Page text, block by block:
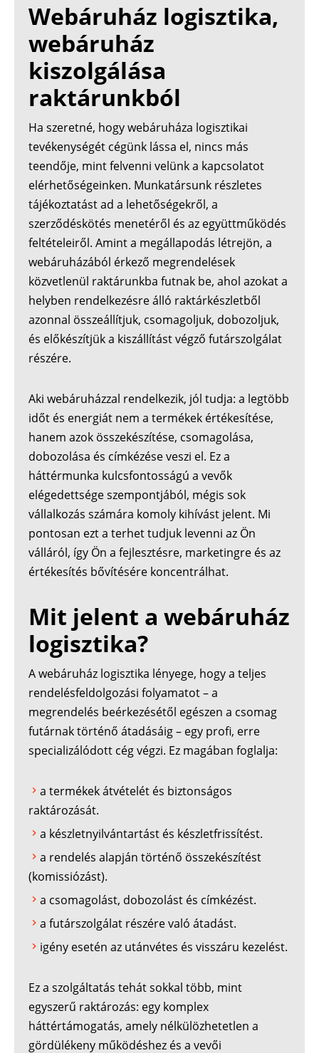
Webáruház logisztika,
webáruház
kiszolgálása
raktárunkból
Ha szeretné, hogy webáruháza logisztikai
tevékenységét cégünk lássa el, nincs más
teendője, mint felvenni velünk a kapcsolatot
elérhetőségeinken. Munkatársunk részletes
tájékoztatást ad a lehetőségekről, a
szerződéskötés menetéről és az együttműködés
feltételeiről. Amint a megállapodás létrejön, a
webáruházából érkező megrendelések
közvetlenül raktárunkba futnak be, ahol azokat a
helyben rendelkezésre álló raktárkészletből
azonnal összeállítjuk, csomagoljuk, dobozoljuk,
és előkészítjük a kiszállítást végző futárszolgálat
részére.
Aki webáruházzal rendelkezik, jól tudja: a legtöbb
időt és energiát nem a termékek értékesítése,
hanem azok összekészítése, csomagolása,
dobozolása és címkézése veszi el. Ez a
háttérmunka kulcsfontosságú a vevők
elégedettsége szempontjából, mégis sok
vállalkozás számára komoly kihívást jelent. Mi
pontosan ezt a terhet tudjuk levenni az Ön
válláról, így Ön a fejlesztésre, marketingre és az
értékesítés bővítésére koncentrálhat.
Mit jelent a webáruház
logisztika?
A webáruház logisztika lényege, hogy a teljes
rendelésfeldolgozási folyamatot – a
megrendelés beérkezésétől egészen a csomag
futárnak történő átadásáig – egy profi, erre
specializálódott cég végzi. Ez magában foglalja:
a termékek átvételét és biztonságos
raktározását.
a készletnyilvántartást és készletfrissítést.
a rendelés alapján történő összekészítést
(komissiózást).
a csomagolást, dobozolást és címkézést.
a futárszolgálat részére való átadást.
igény esetén az utánvétes és visszáru kezelést.
Ez a szolgáltatás tehát sokkal több, mint
egyszerű raktározás: egy komplex
háttértámogatás, amely nélkülözhetetlen a
gördülékeny működéshez és a vevői